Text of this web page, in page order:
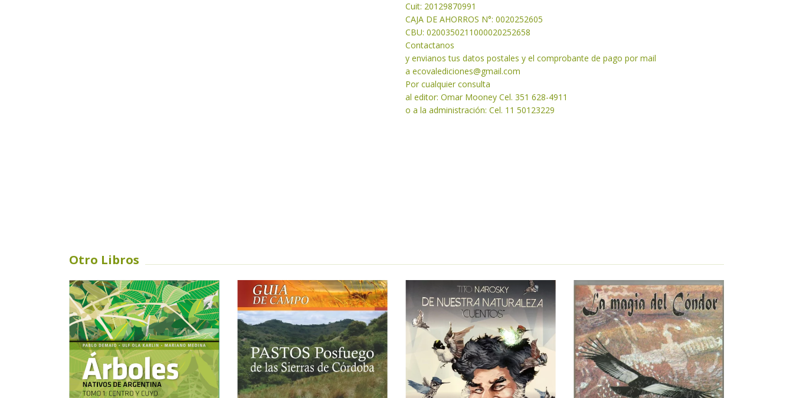
Cuit: 20129870991
CAJA DE AHORROS N°: 0020252605
CBU: 0200350211000020252658
Contactanos
y envianos tus datos postales y el comprobante de pago por mail
a ecovalediciones@gmail.com
Por cualquier consulta
al editor: Omar Mooney Cel. 351 628-4911
o a la administración: Cel. 11 50123229
Otro Libros